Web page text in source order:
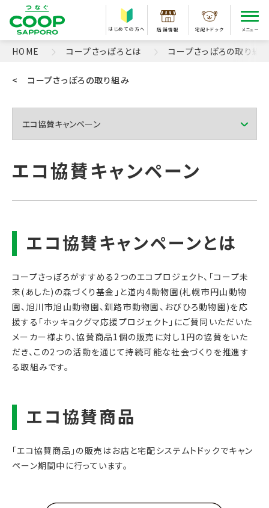
はじめての方へ 店舗情報 宅配トドック メニュー
HOME コープさっぽろとは コープさっぽろの取り組
コープさっぽろがすすめる2つのエコプロジェクト、「コープ未
来(あした)の森づくり基金」と道内4動物園(札幌市円山動物
園、旭川市旭山動物園、釧路市動物園、おびひろ動物園)を応
援する「ホッキョクグマ応援プロジェクト」にご賛同いただいた
メーカー様より、協賛商品1個の販売に対し1円の協賛をいた
だき、この2つの活動を通じて持続可能な社会づくりを推進す
る取組みです。
「エコ協賛商品」の販売はお店と宅配システムトドックでキャン
ペーン期間中に行っています。
< コープさっぽろの取り組み